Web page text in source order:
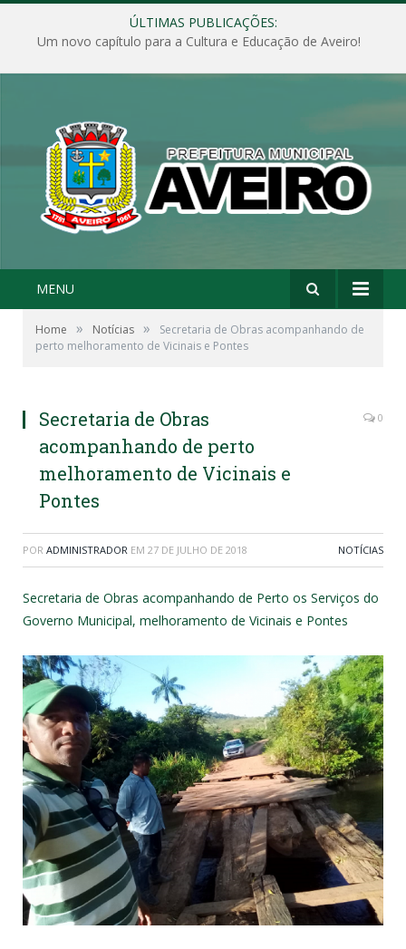
ÚLTIMAS PUBLICAÇÕES:
Um novo capítulo para a Cultura e Educação de Aveiro!
MENU
Home » Notícias »
Secretaria de Obras acompanhando de
perto melhoramento de Vicinais e Pontes
Secretaria de Obras
acompanhando de perto
melhoramento de Vicinais e
Pontes
0
POR ADMINISTRADOR EM 27 DE JULHO DE 2018 NOTÍCIAS
Secretaria de Obras acompanhando de Perto os Serviços do
Governo Municipal, melhoramento de Vicinais e Pontes